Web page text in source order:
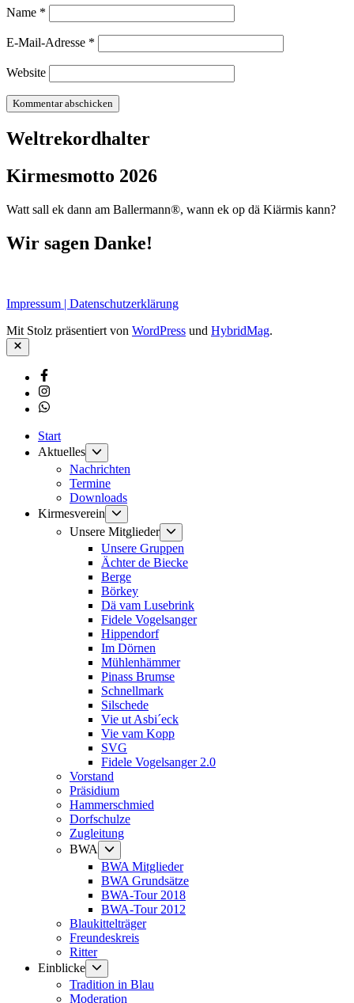
Name *
E-Mail-Adresse *
Website
Weltrekordhalter
Kirmesmotto 2026
Watt sall ek dann am Ballermann®, wann ek op dä Kiärmis kann?
Wir sagen Danke!
Impressum | Datenschutzerklärung
Mit Stolz präsentiert von WordPress und HybridMag.
Schließen
Facebook
Instagram
Whatsapp
Start
Aktuelles
Untermenü
anzeigen
Nachrichten
Termine
Downloads
Kirmesverein
anzeigen
Unsere Mitglieder
anzeigen
Unsere Gruppen
Ächter de Biecke
Berge
Börkey
Dä vam Lusebrink
Fidele Vogelsanger
Hippendorf
Im Dörnen
Mühlenhämmer
Pinass Brumse
Schnellmark
Silschede
Vie ut Asbi´eck
Vie vam Kopp
SVG
Fidele Vogelsanger 2.0
Vorstand
Präsidium
Hammerschmied
Dorfschulze
Zugleitung
BWA
Untermenü
anzeigen
BWA Mitglieder
BWA Grundsätze
BWA-Tour 2018
BWA-Tour 2012
Blaukittelträger
Freundeskreis
Ritter
Einblicke
anzeigen
Tradition in Blau
Moderation